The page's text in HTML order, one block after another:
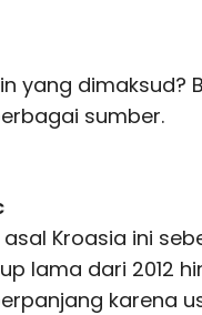
yang dimaksud?
sumber.
Kroasia ini
lama dari 2012
karena